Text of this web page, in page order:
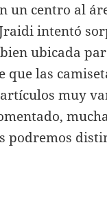
un centro al
intentó
ubicada
las
muy
podremos